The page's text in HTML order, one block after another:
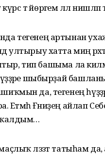
тә йөрәгем әллә
тегенең артынан
хатта миңә
ятыр, тип башыма ла
шыбырҙай
да, тегенең
Етмәһә Ғәниҙең айлап
ҡалдым…
ләззәт татыһам